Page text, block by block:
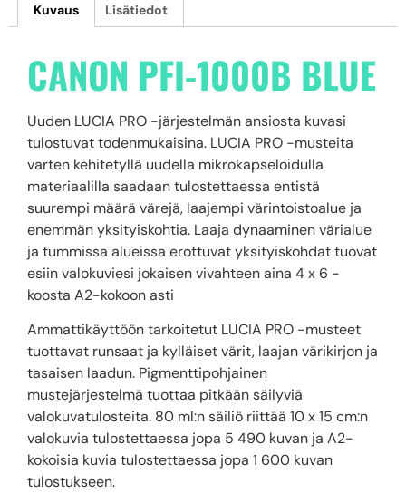
Kuvaus Lisätiedot
CANON PFI-1000B BLUE
Uuden LUCIA PRO -järjestelmän ansiosta kuvasi
tulostuvat todenmukaisina. LUCIA PRO -musteita
varten kehitetyllä uudella mikrokapseloidulla
materiaalilla saadaan tulostettaessa entistä
suurempi määrä värejä, laajempi värintoistoalue ja
enemmän yksityiskohtia. Laaja dynaaminen värialue
ja tummissa alueissa erottuvat yksityiskohdat tuovat
esiin valokuviesi jokaisen vivahteen aina 4 x 6 -
koosta A2-kokoon asti
Ammattikäyttöön tarkoitetut LUCIA PRO -musteet
tuottavat runsaat ja kylläiset värit, laajan värikirjon ja
tasaisen laadun. Pigmenttipohjainen
mustejärjestelmä tuottaa pitkään säilyviä
valokuvatulosteita. 80 ml:n säiliö riittää 10 x 15 cm:n
valokuvia tulostettaessa jopa 5 490 kuvan ja A2-
kokoisia kuvia tulostettaessa jopa 1 600 kuvan
tulostukseen.